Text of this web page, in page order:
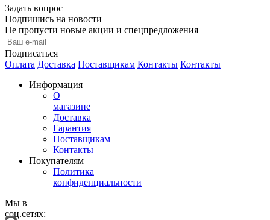
Задать вопрос
Подпишись на новости
Не пропусти новые акции и спецпредложения
Подписаться
Оплата Доставка Поставщикам Контакты Контакты
Информация
О
магазине
Доставка
Гарантия
Поставщикам
Контакты
Покупателям
Политика
конфиденциальности
Мы в
соц.сетях: